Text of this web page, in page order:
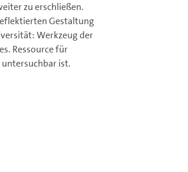
zu erschließen.
Gestaltung
Werkzeug der
Ressource für
ist.